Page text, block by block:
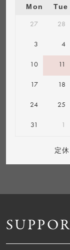
Mon Tue
27 28
3 4
10 11
17 18
24 25
31 1
定